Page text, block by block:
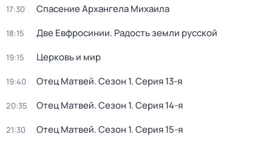
17:30 Спасение Архангела Михаила
18:15 Две Евфросинии. Радость земли русской
19:15 Церковь и мир
19:40 Отец Матвей. Сезон 1. Серия 13-я
20:35 Отец Матвей. Сезон 1. Серия 14-я
21:30 Отец Матвей. Сезон 1. Серия 15-я